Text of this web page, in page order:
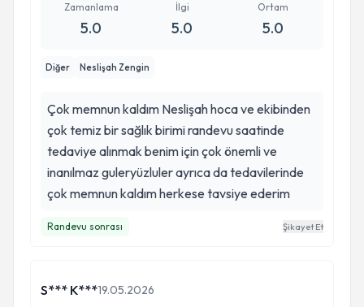
Zamanlama
5.0
İlgi
5.0
Ortam
5.0
Diğer Neslişah Zengin
Çok memnun kaldım Neslişah hoca ve ekibinden
çok temiz bir sağlık birimi randevu saatinde
tedaviye alınmak benim için çok önemli ve
inanılmaz guleryüzluler ayrıca da tedavilerinde
çok memnun kaldım herkese tavsiye ederim
Randevu sonrası Şikayet Et
S*** K***19.05.2026